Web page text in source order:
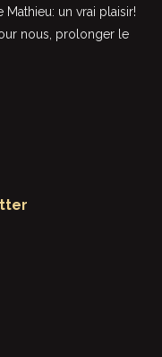
Mathieu: un vrai plaisir!
nous, prolonger le